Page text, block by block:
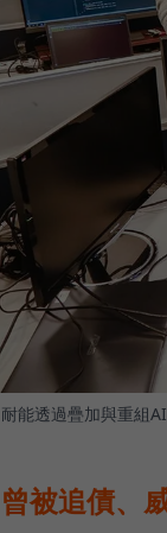
耐能透過疊加與重組
曾被追債、